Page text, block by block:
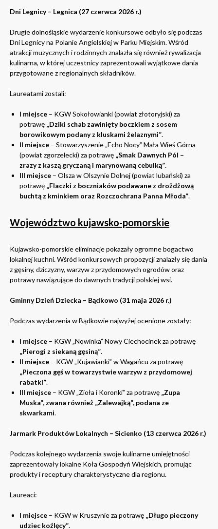
Dni Legnicy – Legnica (27 czerwca 2026 r.)
Drugie dolnośląskie wydarzenie konkursowe odbyło się podczas
Dni Legnicy na Polanie Angielskiej w Parku Miejskim. Wśród
atrakcji muzycznych i rodzinnych znalazła się również rywalizacja
kulinarna, w której uczestnicy zaprezentowali wyjątkowe dania
przygotowane z regionalnych składników.
Laureatami zostali:
I miejsce – KGW Sokołowianki (powiat złotoryjski) za
potrawę „Dziki schab zawinięty boczkiem z sosem
borowikowym podany z kluskami żelaznymi”.
II miejsce – Stowarzyszenie „Echo Nocy” Mała Wieś Górna
(powiat zgorzelecki) za potrawę „Smak Dawnych Pól –
zrazy z kaszą gryczaną i marynowaną cebulką”.
III miejsce – Olsza w Olszynie Dolnej (powiat lubański) za
potrawę „Flaczki z boczniaków podawane z drożdżową
buchtą z kminkiem oraz Rozczochrana Panna Młoda”.
Województwo kujawsko-pomorskie
Kujawsko-pomorskie eliminacje pokazały ogromne bogactwo
lokalnej kuchni. Wśród konkursowych propozycji znalazły się dania
z gęsiny, dziczyzny, warzyw z przydomowych ogrodów oraz
potrawy nawiązujące do dawnych tradycji polskiej wsi.
Gminny Dzień Dziecka – Bądkowo (31 maja 2026 r.)
Podczas wydarzenia w Bądkowie najwyżej ocenione zostały:
I miejsce – KGW „Nowinka” Nowy Ciechocinek za potrawę
„Pierogi z siekaną gęsiną”.
II miejsce – KGW „Kujawianki” w Wagańcu za potrawę
„Pieczona gęś w towarzystwie warzyw z przydomowej
rabatki”.
III miejsce – KGW „Zioła i Koronki” za potrawę „Zupa
Muska”, zwana również „Zalewajką”, podana ze
skwarkami.
Jarmark Produktów Lokalnych – Sicienko (13 czerwca 2026 r.)
Podczas kolejnego wydarzenia swoje kulinarne umiejętności
zaprezentowały lokalne Koła Gospodyń Wiejskich, promując
produkty i receptury charakterystyczne dla regionu.
Laureaci:
I miejsce – KGW w Kruszynie za potrawę „Długo pieczony
udziec koźlęcy”.